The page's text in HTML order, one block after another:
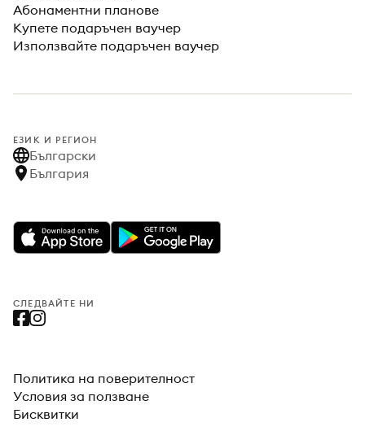
Абонаментни планове
Купете подаръчен ваучер
Използвайте подаръчен ваучер
ЕЗИК И РЕГИОН
Български
България
СЛЕДВАЙТЕ НИ
Политика на поверителност
Условия за ползване
Бисквитки